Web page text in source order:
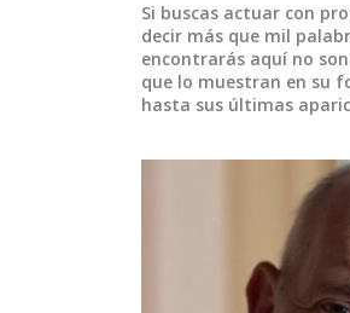
Si buscas actuar con
decir más que mil
encontrarás aquí no
que lo muestran en su
hasta sus últimas